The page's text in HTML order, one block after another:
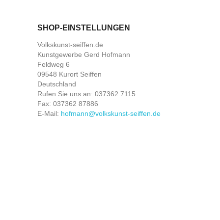
SHOP-EINSTELLUNGEN
Volkskunst-seiffen.de
Kunstgewerbe Gerd Hofmann
Feldweg 6
09548 Kurort Seiffen
Deutschland
Rufen Sie uns an: 037362 7115
Fax: 037362 87886
E-Mail: hofmann@volkskunst-seiffen.de